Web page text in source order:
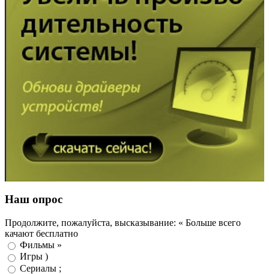
Наш опрос
Продолжите, пожалуйста, высказывание: « Больше всего
качают бесплатно
Фильмы »
Игры )
Сериалы ;